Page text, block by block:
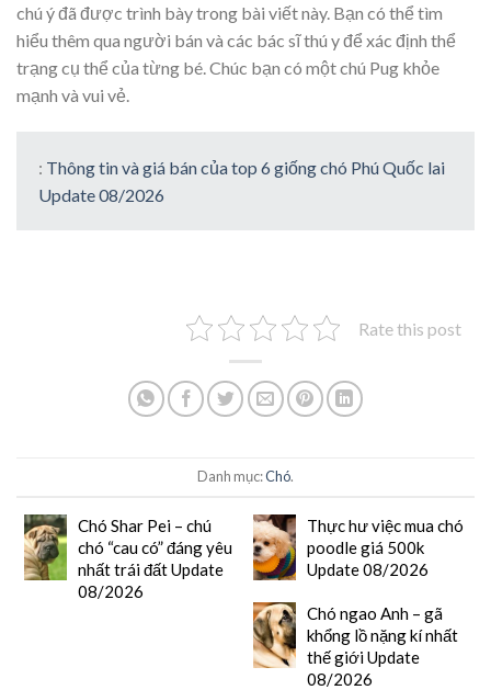
chú ý đã được trình bày trong bài viết này. Bạn có thể tìm
hiểu thêm qua người bán và các bác sĩ thú y để xác định thể
trạng cụ thể của từng bé. Chúc bạn có một chú Pug khỏe
mạnh và vui vẻ.
: Thông tin và giá bán của top 6 giống chó Phú Quốc lai
Update 08/2026
Rate this post
Danh mục:Chó.
Chó Shar Pei – chú
chó “cau có” đáng yêu
nhất trái đất Update
08/2026
Thực hư việc mua chó
poodle giá 500k
Update 08/2026
Chó ngao Anh – gã
khổng lồ nặng kí nhất
thế giới Update
08/2026